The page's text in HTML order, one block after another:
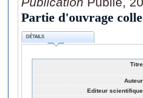
Partie d'ouvrage
DÉTAILS
Editeur